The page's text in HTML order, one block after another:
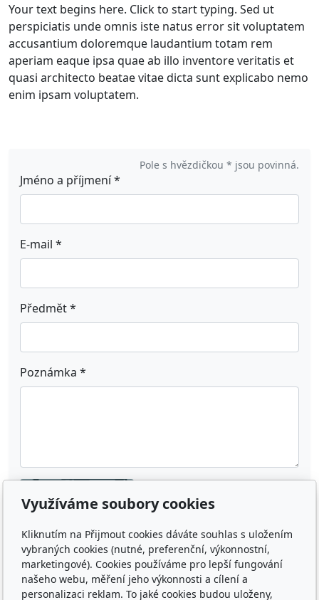
Your text begins here. Click to start typing. Sed ut
perspiciatis unde omnis iste natus error sit voluptatem
accusantium doloremque laudantium totam rem
aperiam eaque ipsa quae ab illo inventore veritatis et
quasi architecto beatae vitae dicta sunt explicabo nemo
enim ipsam voluptatem.
Pole s hvězdičkou * jsou povinná.
Jméno a příjmení*
E-mail *
Předmět*
Poznámka *
Odeslat
Využíváme soubory cookies
Kliknutím na Přijmout cookies dáváte souhlas s uložením
vybraných cookies (nutné, preferenční, výkonnostní,
marketingové). Cookies používáme pro lepší fungování
našeho webu, měření jeho výkonnosti a cílení a
personalizaci reklam. To jaké cookies budou uloženy,